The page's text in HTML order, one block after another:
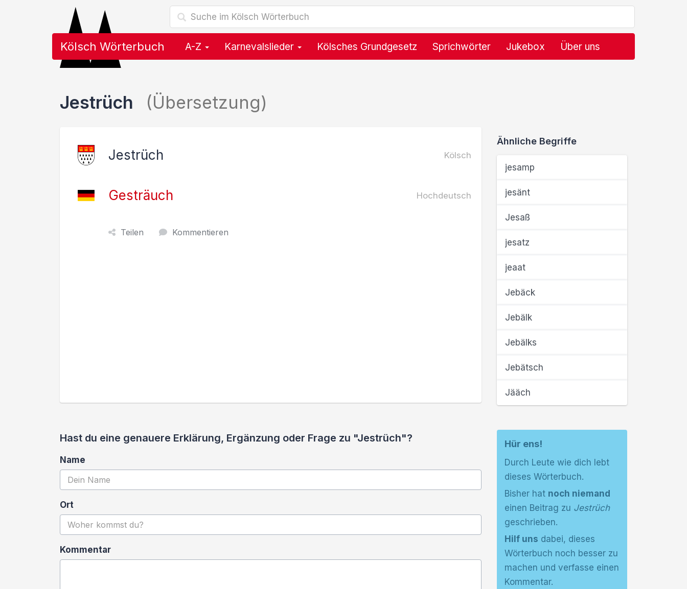
Kölsch Wörterbuch A-Z Karnevalslieder Kölsches Grundgesetz Sprichwörter Jukebox Über uns
Jestrüch (Übersetzung)
Jestrüch Kölsch
Gesträuch Hochdeutsch
Teilen Kommentieren
Ähnliche Begriffe
jesamp
jesänt
Jesaß
jesatz
jeaat
Jebäck
Jebälk
Jebälks
Jebätsch
Jääch
Hast du eine genauere Erklärung, Ergänzung oder Frage zu "Jestrüch"?
Name
Ort
Kommentar
Hür ens!
Durch Leute wie dich lebt
dieses Wörterbuch.
Bisher hat noch niemand
einen Beitrag zu Jestrüch
geschrieben.
Hilf uns dabei, dieses
Wörterbuch noch besser zu
machen und verfasse einen
Kommentar.